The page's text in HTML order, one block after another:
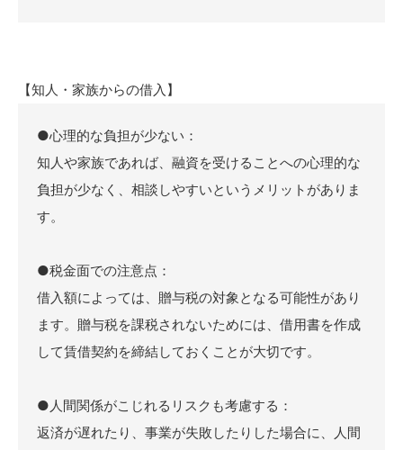
【知人・家族からの借入】
●心理的な負担が少ない：
知人や家族であれば、融資を受けることへの心理的な
負担が少なく、相談しやすいというメリットがありま
す。
●税金面での注意点：
借入額によっては、贈与税の対象となる可能性があり
ます。贈与税を課税されないためには、借用書を作成
して賃借契約を締結しておくことが大切です。
●人間関係がこじれるリスクも考慮する：
返済が遅れたり、事業が失敗したりした場合に、人間